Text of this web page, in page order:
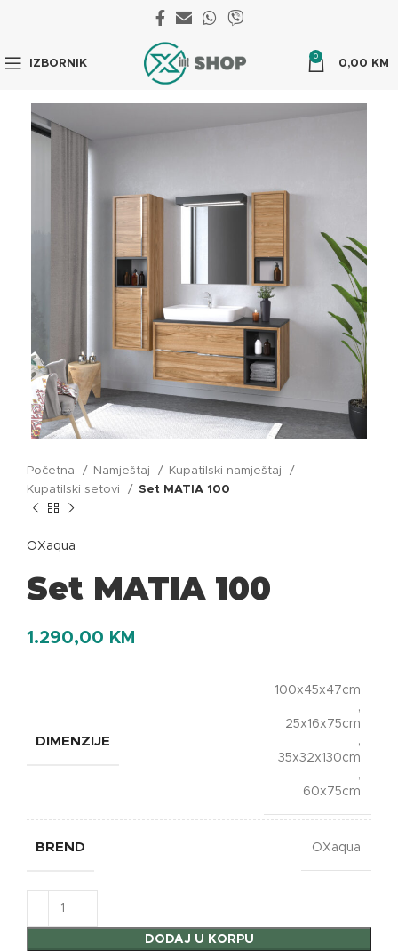
IZBORNIK
0
0,00 KM
Početna Namještaj
Kupatilski namještaj
Kupatilski setovi
Set MATIA 100
OXaqua
Set MATIA 100
1.290,00 KM
DIMENZIJE
100x45x47cm
,
25x16x75cm
,
35x32x130cm
,
60x75cm
BREND OXaqua
DODAJ U KORPU